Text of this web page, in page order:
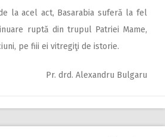
la acel act, Basarabia suferă la fel
ruptă din trupul Patriei Mame,
pe fiii ei vitregiţi de istorie.
Pr. drd. Alexandru Bulgaru